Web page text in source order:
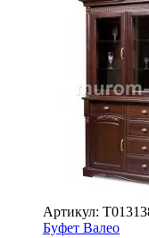
Артикул:
Буфет Валео